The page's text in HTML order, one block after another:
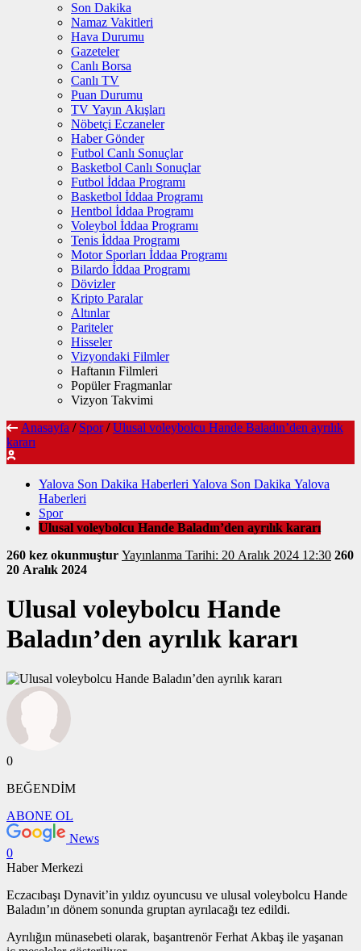
Son Dakika
Namaz Vakitleri
Hava Durumu
Gazeteler
Canlı Borsa
Canlı TV
Puan Durumu
TV Yayın Akışları
Nöbetçi Eczaneler
Haber Gönder
Futbol Canlı Sonuçlar
Basketbol Canlı Sonuçlar
Futbol İddaa Programı
Basketbol İddaa Programı
Hentbol İddaa Programı
Voleybol İddaa Programı
Tenis İddaa Programı
Motor Sporları İddaa Programı
Bilardo İddaa Programı
Dövizler
Kripto Paralar
Altınlar
Pariteler
Hisseler
Vizyondaki Filmler
Haftanın Filmleri
Popüler Fragmanlar
Vizyon Takvimi
Anasayfa / Spor / Ulusal voleybolcu Hande Baladın’den ayrılık
kararı
Yalova Son Dakika Haberleri Yalova Son Dakika Yalova
Haberleri
Spor
Ulusal voleybolcu Hande Baladın’den ayrılık kararı
260 kez okunmuştur
Yayınlanma Tarihi: 20 Aralık 2024 12:30 260
20 Aralık 2024
Ulusal voleybolcu Hande
Baladın’den ayrılık kararı
0
BEĞENDİM
ABONE OL
News
0
Haber Merkezi
Eczacıbaşı Dynavit’in yıldız oyuncusu ve ulusal voleybolcu Hande
Baladın’ın dönem sonunda gruptan ayrılacağı tez edildi.
Ayrılığın münasebeti olarak, başantrenör Ferhat Akbaş ile yaşanan